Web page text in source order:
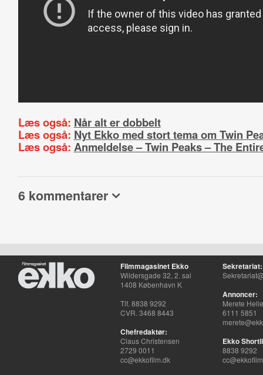
Læs også: Når alt er dobbelt
Læs også: Nyt Ekko med stort tema om Twin
Læs også: Anmeldelse – Twin Peaks – The
6 kommentarer
Filmmagasinet Ekko
Wildersgade 32, 2. sal
1408 København K
Tlf. 8838 9292
CVR. 3468 8443
Chefredaktør:
Claus Christensen
2729 0011
cc@ekkofilm.dk
Sekretariat:
Annoncer:
Merete
6111 5851
Ekko
8838 9292